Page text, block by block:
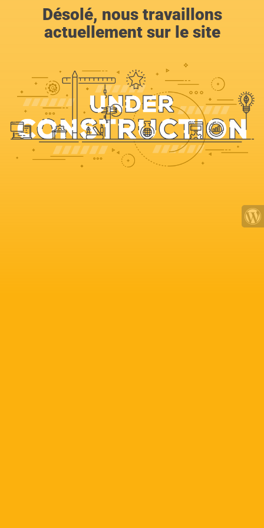
Désolé, nous travaillons
actuellement sur le site